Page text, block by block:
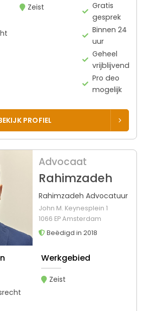
Zeist
Gratis
gesprek
Binnen 24
uur
Geheel
vrijblijvend
Pro deo
mogelijk
PROFIEL
Advocaat
Rahimzadeh
Rahimzadeh Advocatuur
John M. Keynesplein 1
1066 EP Amsterdam
Beëdigd in 2018
Werkgebied
Zeist